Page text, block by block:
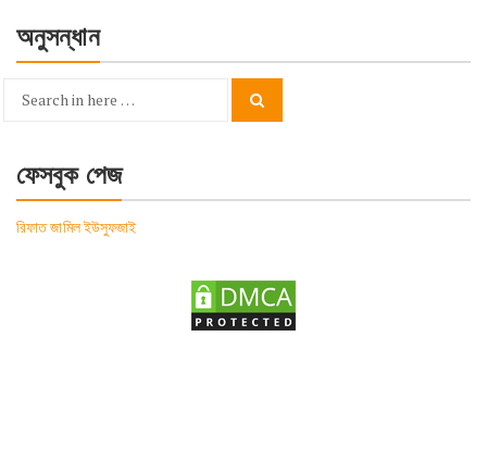
অনুসন্ধান
Search
ফেসবুক পেজ
রিফাত জামিল ইউসুফজাই